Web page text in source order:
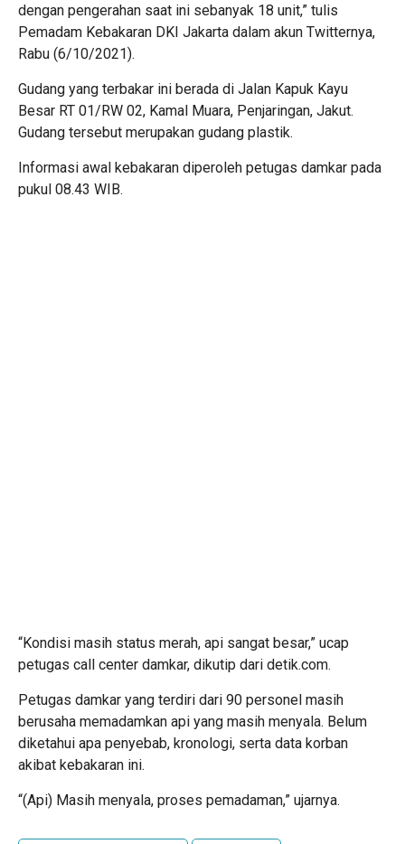
dengan pengerahan saat ini sebanyak 18 unit,” tulis
Pemadam Kebakaran DKI Jakarta dalam akun Twitternya,
Rabu (6/10/2021).
Gudang yang terbakar ini berada di Jalan Kapuk Kayu
Besar RT 01/RW 02, Kamal Muara, Penjaringan, Jakut.
Gudang tersebut merupakan gudang plastik.
Informasi awal kebakaran diperoleh petugas damkar pada
pukul 08.43 WIB.
“Kondisi masih status merah, api sangat besar,” ucap
petugas call center damkar, dikutip dari detik.com.
Petugas damkar yang terdiri dari 90 personel masih
berusaha memadamkan api yang masih menyala. Belum
diketahui apa penyebab, kronologi, serta data korban
akibat kebakaran ini.
“(Api) Masih menyala, proses pemadaman,” ujarnya.